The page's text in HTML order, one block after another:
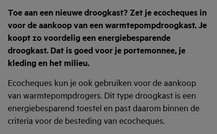
Toe aan een nieuwe droogkast? Zet je ecocheques in
voor de aankoop van een warmtepompdroogkast. Je
koopt zo voordelig een energiebesparende
droogkast. Dat is goed voor je portemonnee, je
kleding en het milieu.
Ecocheques kun je ook gebruiken voor de aankoop
van warmtepompdrogers. Dit type droogkast is een
energiebesparend toestel en past daarom binnen de
criteria voor de besteding van ecocheques.